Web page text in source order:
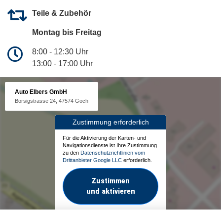
Teile & Zubehör
Montag bis Freitag
8:00 - 12:30 Uhr
13:00 - 17:00 Uhr
Auto Elbers GmbH
Borsigstrasse 24, 47574 Goch
Zustimmung erforderlich
Für die Aktivierung der Karten- und
Navigationsdienste ist Ihre Zustimmung
zu den Datenschutzrichtlinien vom
Drittanbieter Google LLC erforderlich.
Zustimmen
und aktivieren